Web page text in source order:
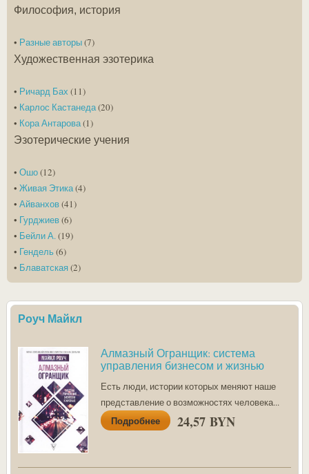
Философия, история
• Разные авторы(7)
Художественная эзотерика
• Ричард Бах (11)
• Карлос Кастанеда(20)
• Кора Антарова(1)
Эзотерические учения
• Ошо(12)
• Живая Этика(4)
• Айванхов(41)
• Гурджиев(6)
• Бейли А. (19)
• Гендель(6)
• Блаватская(2)
Роуч Майкл
Алмазный Огранщик: система
управления бизнесом и жизнью
Есть люди, истории которых меняют наше
представление о возможностях человека...
Подробнее 24,57 BYN